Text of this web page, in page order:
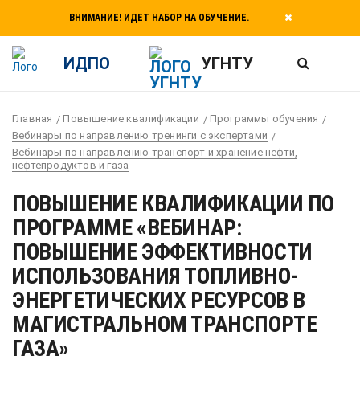
ВНИМАНИЕ! ИДЕТ НАБОР НА ОБУЧЕНИЕ.
ИДПО УГНТУ
Главная Повышение квалификации
Программы обучения
Вебинары по направлению тренинги с экспертами
Вебинары по направлению транспорт и хранение нефти,
нефтепродуктов и газа
ПОВЫШЕНИЕ КВАЛИФИКАЦИИ ПО
ПРОГРАММЕ «ВЕБИНАР:
ПОВЫШЕНИЕ ЭФФЕКТИВНОСТИ
ИСПОЛЬЗОВАНИЯ ТОПЛИВНО-
ЭНЕРГЕТИЧЕСКИХ РЕСУРСОВ В
МАГИСТРАЛЬНОМ ТРАНСПОРТЕ
ГАЗА»